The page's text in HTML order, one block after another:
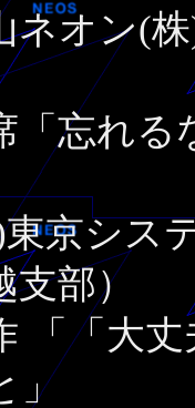
オン(株
「忘れる
京システ
支部）
「大丈
」